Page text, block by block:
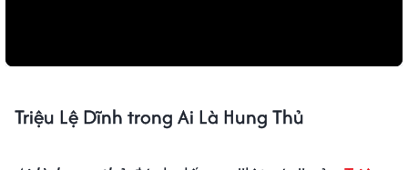
Triệu Lệ Dĩnh trong Ai Là Hung Thủ